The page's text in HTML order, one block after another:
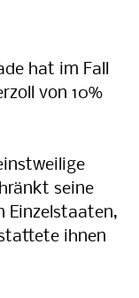
hat im Fall
von 10%
seine
Einzelstaaten,
ihnen